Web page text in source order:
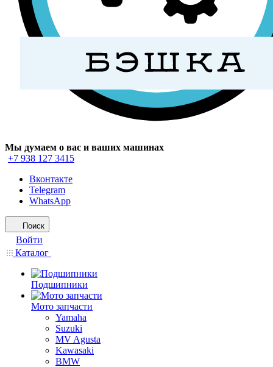
Мы думаем о вас и ваших машинах
+7 938 127 3415
Вконтакте
Telegram
WhatsApp
Поиск
Войти
Каталог
Подшипники
Мото запчасти
Yamaha
Suzuki
MV Agusta
Kawasaki
BMW